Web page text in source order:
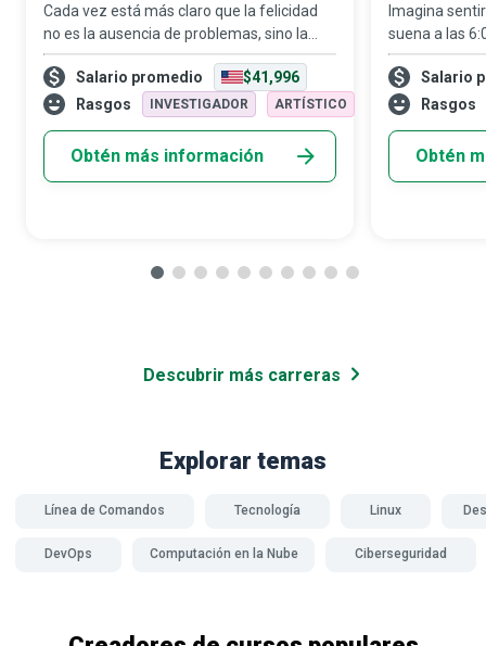
Cada vez está más claro que la felicidad
no es la ausencia de problemas, sino la
capacidad de afrontarlos de forma
efectiva. Los consejeros de línea de crisis
ofrecen apoyo y acompañamiento a
Salario promedio
$41,996
Rasgos
INVESTIGADOR ARTÍSTICO
Obtén más información
Imagina
suena a las
personal son
inesperadas,
ausentan por
Salario
Rasgos
Obtén
Descubrir más carreras
Explorar temas
Línea de Comandos Tecnología Linux
DevOps Computación en la Nube Ciberseguridad